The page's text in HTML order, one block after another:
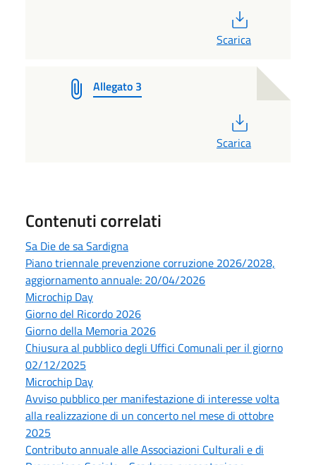
Scarica
Allegato 3
Scarica
Contenuti correlati
Sa Die de sa Sardigna
Piano triennale prevenzione corruzione 2026/2028,
aggiornamento annuale: 20/04/2026
Microchip Day
Giorno del Ricordo 2026
Giorno della Memoria 2026
Chiusura al pubblico degli Uffici Comunali per il giorno
02/12/2025
Microchip Day
Avviso pubblico per manifestazione di interesse volta
alla realizzazione di un concerto nel mese di ottobre
2025
Contributo annuale alle Associazioni Culturali e di